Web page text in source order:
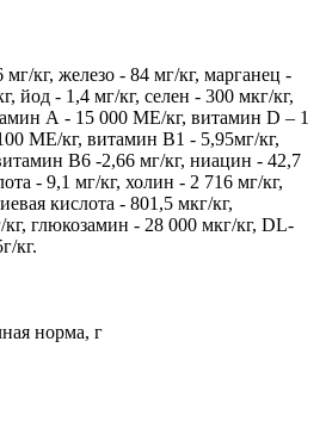
кг, железо - 84 мг/кг, марганец -
йод - 1,4 мг/кг, селен - 300 мкг/кг,
А - 15 000 МЕ/кг, витамин D – 1
МЕ/кг, витамин В1 - 5,95мг/кг,
B6 -2,66 мг/кг, ниацин - 42,7
- 9,1 мг/кг, холин - 2 716 мг/кг,
кислота - 801,5 мкг/кг,
глюкозамин - 28 000 мкг/кг, DL-
кг.
норма, г